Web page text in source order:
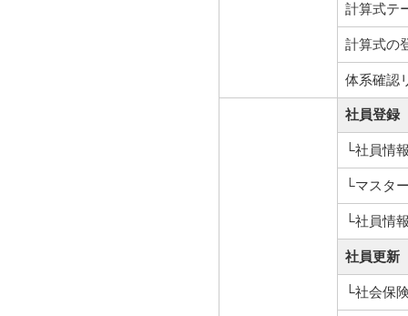
計算式テ
計算式の
体系確認
社員登録
└社員情
└マスタ
└社員情
社員更新
└社会保